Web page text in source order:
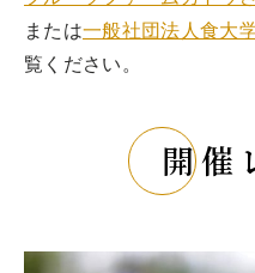
または一般社団法人食大
覧ください。
開催